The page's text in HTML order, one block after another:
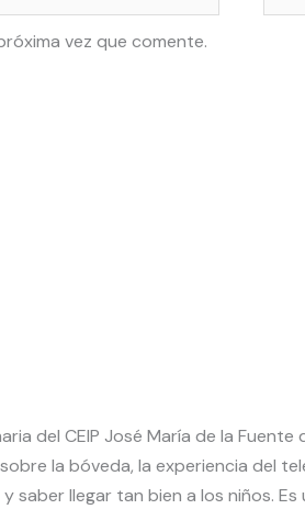
vez que comente.
del CEIP José María de la Fuente
la bóveda, la experiencia del
llegar tan bien a los niños.